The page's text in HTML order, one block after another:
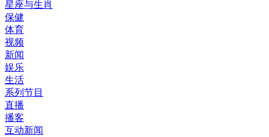
星座与生肖
保健
体育
视频
新闻
娱乐
生活
系列节目
直播
播客
互动新闻